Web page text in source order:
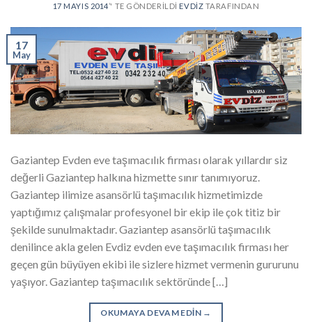
17 MAYIS 2014’' TE GÖNDERILDI EVDIZ TARAFINDAN
17
May
Gaziantep Evden eve taşımacılık firması olarak yıllardır siz
değerli Gaziantep halkına hizmette sınır tanımıyoruz.
Gaziantep ilimize asansörlü taşımacılık hizmetimizde
yaptığımız çalışmalar profesyonel bir ekip ile çok titiz bir
şekilde sunulmaktadır. Gaziantep asansörlü taşımacılık
denilince akla gelen Evdiz evden eve taşımacılık firması her
geçen gün büyüyen ekibi ile sizlere hizmet vermenin gururunu
yaşıyor. Gaziantep taşımacılık sektöründe […]
OKUMAYA DEVAM EDIN →